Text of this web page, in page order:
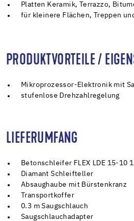
Platten Keramik, Terrazzo,
für kleinere Flächen, Treppen
PRODUKTVORTEILE /
Mikroprozessor-Elektronik mit
stufenlose Drehzahlregelung
LIEFERUMFANG
Betonschleifer FLEX LDE 15-10
Diamant Schleifteller
Absaughaube mit Bürstenkranz
Transportkoffer
0.3 m Saugschlauch
Saugschlauchadapter